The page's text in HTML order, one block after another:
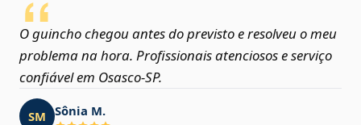
O guincho chegou antes do previsto e resolveu o meu
problema na hora. Profissionais atenciosos e serviço
confiável em Osasco‑SP.
SM Sônia M.